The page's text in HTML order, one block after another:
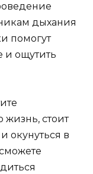
дыхания
помогут
и ощутить
жизнь, стоит
окунуться в